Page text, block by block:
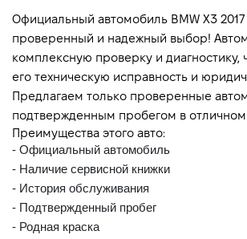
Расход топлива, л/100 км
Выбросы CO2, г/км (смешанный)
Динамика разгона 0-100 км/ч
Максимальная скорость, км/ч
Официальный автомобиль BMW X3
проверенный и надежный выбор!
комплексную проверку и диагностику,
его техническую исправность и
Предлагаем только проверенные
подтвержденным пробегом в отличном
Преимущества этого авто:
- Официальный автомобиль
- Наличие сервисной книжки
- История обслуживания
- Подтвержденный пробег
- Родная краска